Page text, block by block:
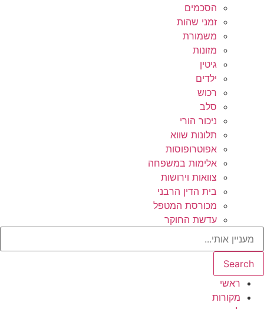
הסכמים
זמני שהות
משמורת
מזונות
גיטין
ילדים
רכוש
סלב
ניכור הורי
תלונות שווא
אפוטרופוסות
אלימות במשפחה
צוואות וירושות
בית הדין הרבני
מכורסת המטפל
עדשת החוקר
Search
ראשי
מקורות